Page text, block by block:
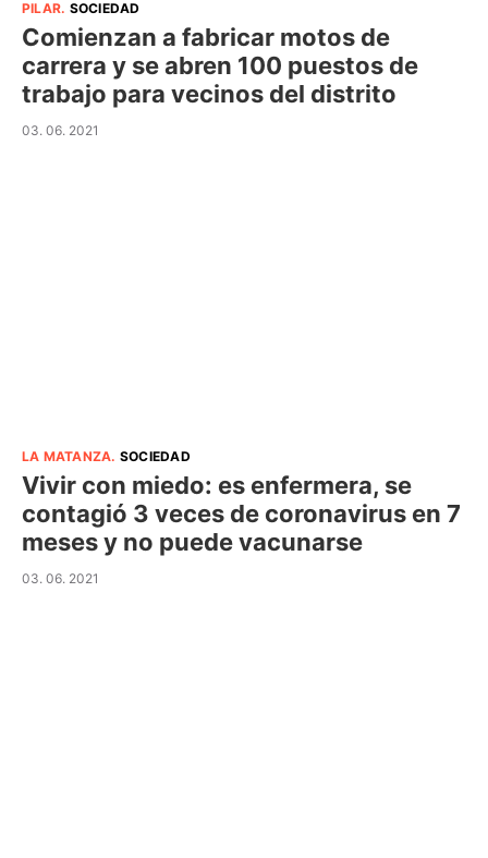
PILAR. SOCIEDAD
Comienzan a fabricar motos de
carrera y se abren 100 puestos de
trabajo para vecinos del distrito
03. 06. 2021
LA MATANZA. SOCIEDAD
Vivir con miedo: es enfermera, se
contagió 3 veces de coronavirus en 7
meses y no puede vacunarse
03. 06. 2021